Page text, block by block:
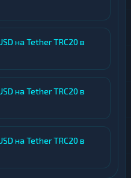
на Tether TRC20 в
на Tether TRC20 в
на Tether TRC20 в